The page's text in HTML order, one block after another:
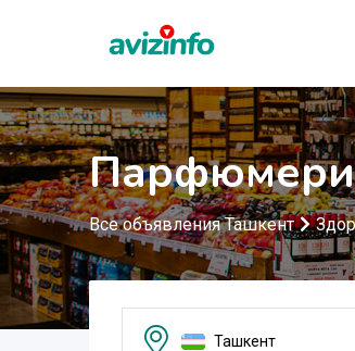
Все объявления Ташкент
Ташкент